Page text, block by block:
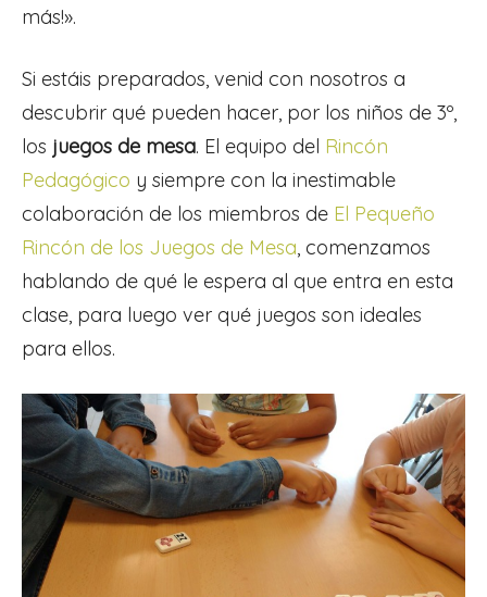
más!».
Si estáis preparados, venid con nosotros a
descubrir qué pueden hacer, por los niños de 3º,
los juegos de mesa. El equipo del Rincón
Pedagógico y siempre con la inestimable
colaboración de los miembros de El Pequeño
Rincón de los Juegos de Mesa, comenzamos
hablando de qué le espera al que entra en esta
clase, para luego ver qué juegos son ideales
para ellos.